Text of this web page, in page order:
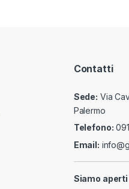
Contatti
Sede: Via
Palermo
Telefono:
Email:
Siamo